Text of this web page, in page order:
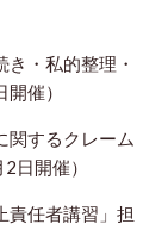
・私的整理・
催）
関するクレーム
日開催）
責任者講習」担